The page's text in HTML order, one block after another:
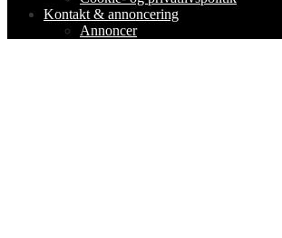
Kontakt & annoncering
Annoncer